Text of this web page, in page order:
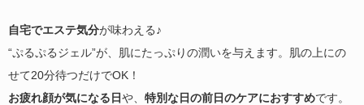
自宅でエステ気分が味わえる♪
“ぷるぷるジェル”が、肌にたっぷりの潤いを与えます。肌の上にの
せて20分待つだけでOK！
お疲れ顔が気になる日や、 特別な日の前日のケアにおすすめです。